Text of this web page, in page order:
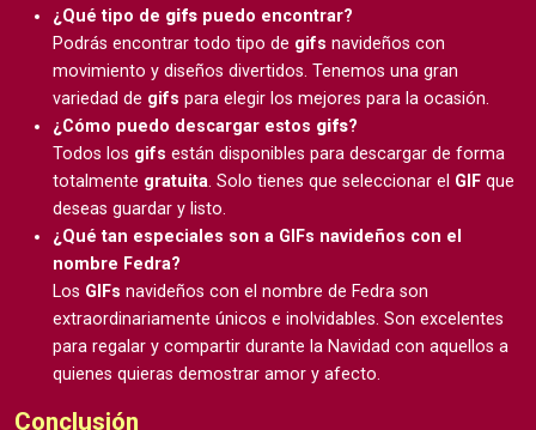
¿Qué tipo de gifs puedo encontrar?
Podrás encontrar todo tipo de gifs navideños con
movimiento y diseños divertidos. Tenemos una gran
variedad de gifs para elegir los mejores para la ocasión.
¿Cómo puedo descargar estos gifs?
Todos los gifs están disponibles para descargar de forma
totalmente gratuita. Solo tienes que seleccionar el GIF que
deseas guardar y listo.
¿Qué tan especiales son a GIFs navideños con el
nombre Fedra?
Los GIFs navideños con el nombre de Fedra son
extraordinariamente únicos e inolvidables. Son excelentes
para regalar y compartir durante la Navidad con aquellos a
quienes quieras demostrar amor y afecto.
Conclusión